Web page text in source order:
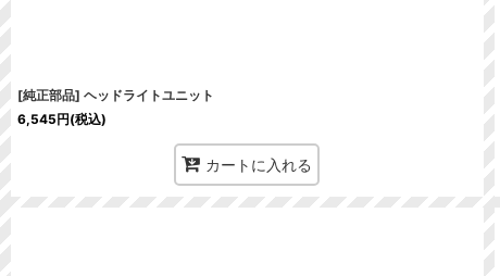
[純正部品] ヘッドライトユニット
6,545円(税込)
カートに入れる